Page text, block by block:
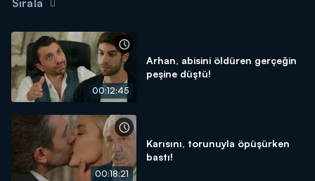
Sırala
00:12:45
Arhan, abisini öldüren gerçeğin
peşine düştü!
00:18:21
Karısını, torunuyla öpüşürken
bastı!